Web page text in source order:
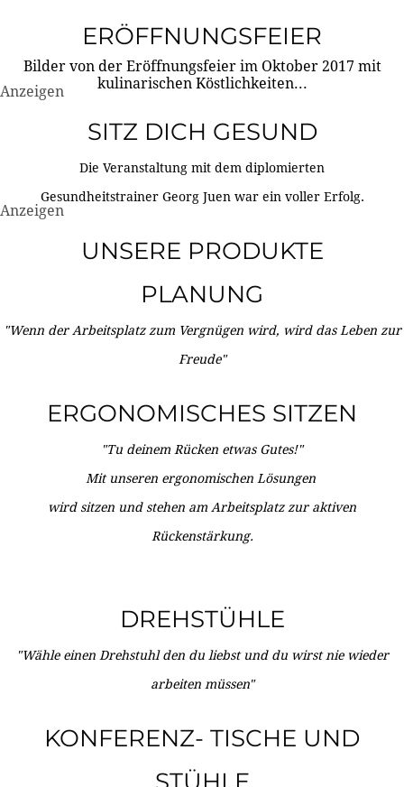
ERÖFFNUNGSFEIER
Bilder von der Eröffnungsfeier im Oktober 2017 mit
kulinarischen Köstlichkeiten...
Anzeigen
SITZ DICH GESUND
Die Veranstaltung mit dem diplomierten
Gesundheitstrainer Georg Juen war ein voller Erfolg.
Anzeigen
UNSERE PRODUKTE
PLANUNG
"Wenn der Arbeitsplatz zum Vergnügen wird, wird das Leben zur
Freude"
ERGONOMISCHES SITZEN
"Tu deinem Rücken etwas Gutes!"
Mit unseren ergonomischen Lösungen
wird sitzen und stehen am Arbeitsplatz zur aktiven
Rückenstärkung.
DREHSTÜHLE
"Wähle einen Drehstuhl den du liebst und du wirst nie wieder
arbeiten müssen"
KONFERENZ- TISCHE UND